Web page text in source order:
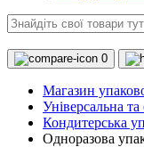
0
Магазин
Універсальна
Кондитерська
Одноразова